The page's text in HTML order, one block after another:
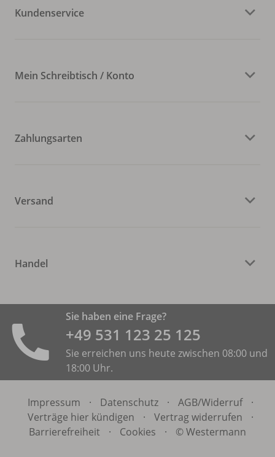
Kundenservice
Mein Schreibtisch / Konto
Zahlungsarten
Versand
Handel
Sie haben eine Frage?
+49 531 ­123 25 125
Sie erreichen uns heute zwischen 08:00 und
18:00 Uhr.
Impressum · Datenschutz · AGB/Widerruf
·
Verträge hier kündigen
· Vertrag widerrufen
·
Barrierefreiheit
· Cookies · © Westermann